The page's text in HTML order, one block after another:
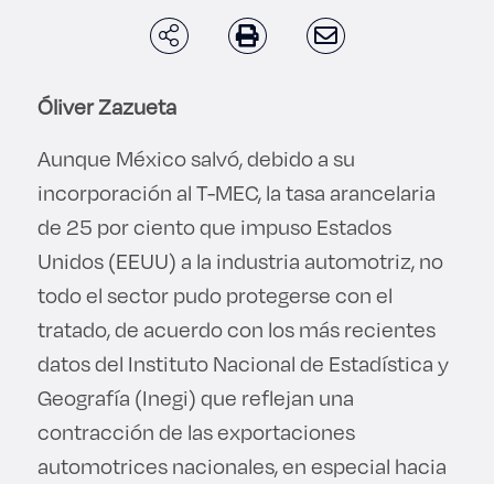
Óliver Zazueta
Aunque México salvó, debido a su
incorporación al T-MEC, la tasa arancelaria
de 25 por ciento que impuso Estados
Unidos (EEUU) a la industria automotriz, no
todo el sector pudo protegerse con el
tratado, de acuerdo con los más recientes
datos del Instituto Nacional de Estadística y
Geografía (Inegi) que reflejan una
contracción de las exportaciones
automotrices nacionales, en especial hacia